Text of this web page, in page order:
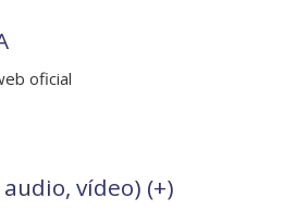
oficial
vídeo) (+)